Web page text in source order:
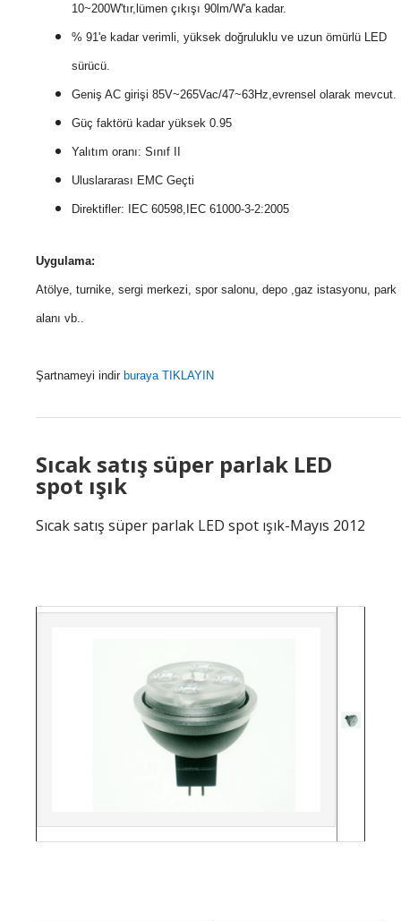
10~200W'tır,lümen çıkışı 90lm/W'a kadar.
% 91'e kadar verimli, yüksek doğruluklu ve uzun ömürlü LED
sürücü.
Geniş AC girişi 85V~265Vac/47~63Hz,evrensel olarak mevcut.
Güç faktörü kadar yüksek 0.95
Yalıtım oranı: Sınıf II
Uluslararası EMC Geçti
Direktifler: IEC 60598,IEC 61000-3-2:2005
Uygulama:
Atölye, turnike, sergi merkezi, spor salonu, depo ,gaz istasyonu, park
alanı vb..
Şartnameyi indir buraya TIKLAYIN
Sıcak satış süper parlak LED
spot ışık
Sıcak satış süper parlak LED spot ışık-Mayıs 2012